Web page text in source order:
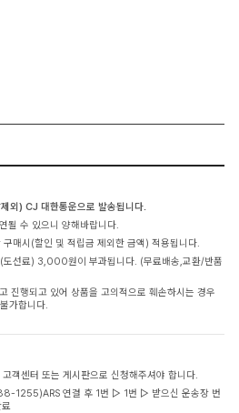
외) CJ 대한통운으로 발송됩니다.
될 수 있으니 양해바랍니다.
매시(할인 및 적립금 제외한 금액) 적용됩니다.
도선료) 3,000원이 부과됩니다. (무료배송,교환/반품
진행되고 있어 상품을 고의적으로 훼손하시는 경우
가합니다.
객센터 또는 게시판으로 신청해주셔야 합니다.
1255)ARS 연결 후 1번 ▷ 1번 ▷ 받으신 운송장 번